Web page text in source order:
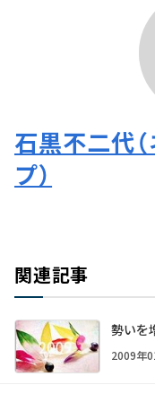
石黒不二代
プ）
関連記事
勢いを
2009年